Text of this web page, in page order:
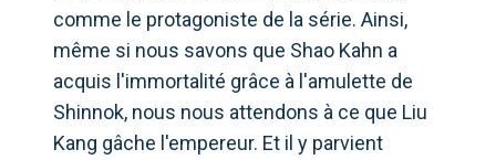
comme le protagoniste de la série. Ainsi,
même si nous savons que Shao Kahn a
acquis l'immortalité grâce à l'amulette de
Shinnok, nous nous attendons à ce que Liu
Kang gâche l'empereur. Et il y parvient